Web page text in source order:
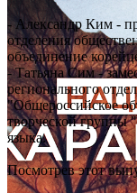
- Александр Ким -
отделения
объединение
- Татьяна Сим -
регионального
"Общероссийское
творческой группы
языка.
Посмотрев этот